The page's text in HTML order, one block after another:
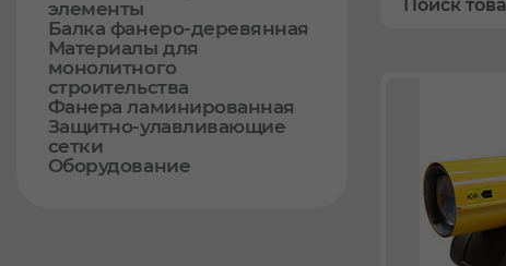
элементы
Балка фанеро-деревянная
Материалы для
монолитного
строительства
Фанера ламинированная
Защитно-улавливающие
сетки
Оборудование